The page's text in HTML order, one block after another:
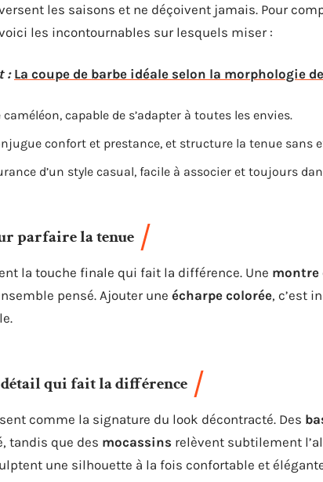
les saisons et ne déçoivent jamais. Pour
les incontournables sur lesquels miser :
: La coupe de barbe idéale selon la morphologie
caméléon, capable de s’adapter à toutes les envies.
confort et prestance, et structure la tenue sans
d’un style casual, facile à associer et toujours
parfaire la tenue
la touche finale qui fait la différence. Une montre
pensé. Ajouter une écharpe colorée, c’est
détail qui fait la différence
comme la signature du look décontracté. Des
tandis que des mocassins relèvent subtilement
une silhouette à la fois confortable et